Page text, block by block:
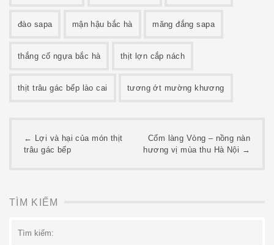
đào sapa mận hậu bắc hà măng đắng sapa
thắng cố ngựa bắc hà thịt lợn cắp nách
thịt trâu gác bếp lào cai tương ớt mường khương
Post
← Lợi và hại của món thịt
trâu gác bếp
Cốm làng Vòng – nồng nàn
hương vị mùa thu Hà Nội →
TÌM KIẾM
kiếm: